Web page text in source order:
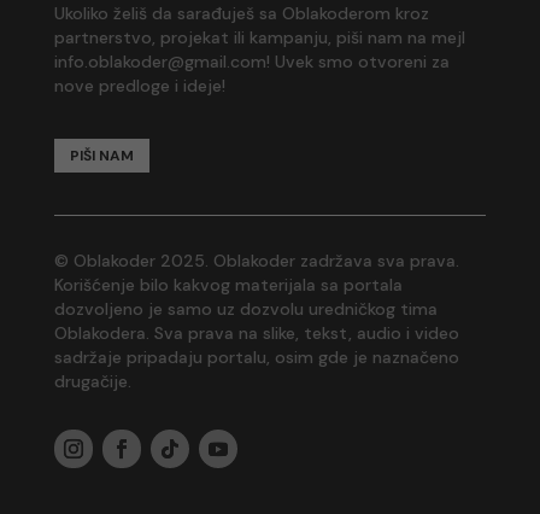
Ukoliko želiš da sarađuješ sa Oblakoderom kroz
partnerstvo, projekat ili kampanju, piši nam na mejl
info.oblakoder@gmail.com! Uvek smo otvoreni za
nove predloge i ideje!
PIŠI NAM
© Oblakoder 2025. Oblakoder zadržava sva prava.
Korišćenje bilo kakvog materijala sa portala
dozvoljeno je samo uz dozvolu uredničkog tima
Oblakodera. Sva prava na slike, tekst, audio i video
sadržaje pripadaju portalu, osim gde je naznačeno
drugačije.